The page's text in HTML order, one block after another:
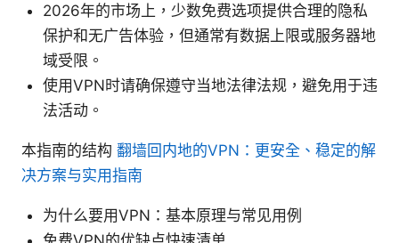
2026年的市场上，少数免费选项提供合理的隐私
保护和无广告体验，但通常有数据上限或服务器地
域受限。
使用VPN时请确保遵守当地法律法规，避免用于违
法活动。
本指南的结构 翻墙回内地的VPN：更安全、稳定的解
决方案与实用指南
为什么要用VPN：基本原理与常见用例